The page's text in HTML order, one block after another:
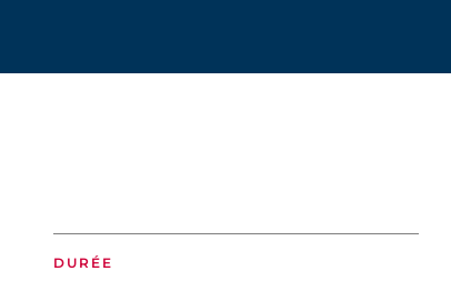
DURÉE